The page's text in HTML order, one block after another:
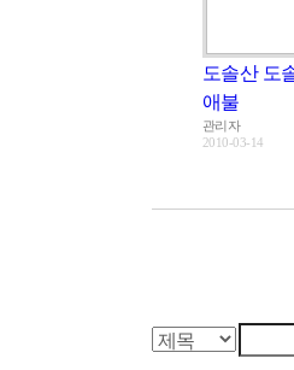
도솔산 도
애불
관리자
2010-03-14